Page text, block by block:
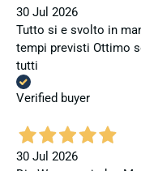
30 Jul 2026
Tutto si e svolto in
tempi previsti Ottimo
tutti
Verified buyer
30 Jul 2026